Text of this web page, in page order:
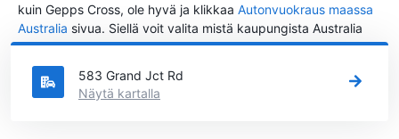
kuin Gepps Cross, ole hyvä ja klikkaa Autonvuokraus maassa
Australia sivua. Siellä voit valita mistä kaupungista Australia
haluat vuokrata auton.
583 Grand Jct Rd
Näytä kartalla